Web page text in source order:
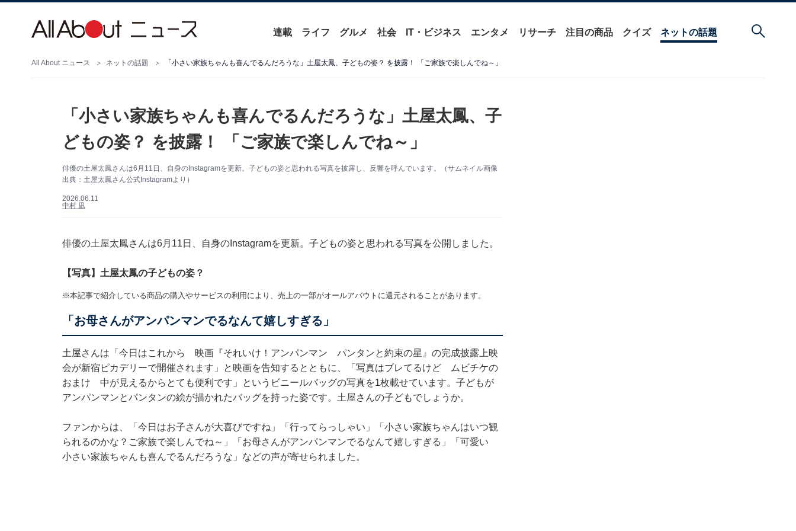
連載 ライフ グルメ 社会 IT・ビジネス エンタメ リサーチ 注目の商品 クイズ ネットの話題
All About ニュース ネットの話題 「小さい家族ちゃんも喜んでるんだろうな」土屋太鳳、子どもの姿？ を披露！ 「ご家族で楽しんでね～」
「小さい家族ちゃんも喜んでるんだろうな」土屋太鳳、子
どもの姿？ を披露！ 「ご家族で楽しんでね～」
俳優の土屋太鳳さんは6月11日、自身のInstagramを更新。子どもの姿と思われる写真を披露し、反響を呼んでいます。（サムネイル画像
出典：土屋太鳳さん公式Instagramより）
2026.06.11
中村 凪
俳優の土屋太鳳さんは6月11日、自身のInstagramを更新。子どもの姿と思われる写真を公開しました。
【写真】土屋太鳳の子どもの姿？
※本記事で紹介している商品の購入やサービスの利用により、売上の一部がオールアバウトに還元されることがあります。
「お母さんがアンパンマンでるなんて嬉しすぎる」
土屋さんは「今日はこれから 映画『それいけ！アンパンマン パンタンと約束の星』の完成披露上映
会が新宿ピカデリーで開催されます」と映画を告知するとともに、「写真はブレてるけど ムビチケの
おまけ 中が見えるからとても便利です」というビニールバッグの写真を1枚載せています。子どもが
アンパンマンとパンタンの絵が描かれたバッグを持った姿です。土屋さんの子どもでしょうか。
ファンからは、「今日はお子さんが大喜びですね」「行ってらっしゃい」「小さい家族ちゃんはいつ観
られるのかな？ご家族で楽しんでね～」「お母さんがアンパンマンでるなんて嬉しすぎる」「可愛い
小さい家族ちゃんも喜んでるんだろうな」などの声が寄せられました。